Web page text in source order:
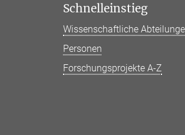
Schnelleinstieg
Wissenschaftliche
Personen
Forschungsprojekte A-Z